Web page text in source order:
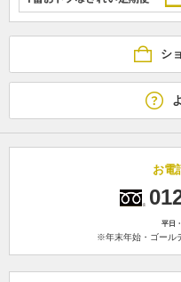
シ
お電
平日
※年末年始・ゴール